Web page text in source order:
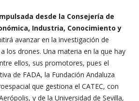
desde la Consejería de
Industria, Conocimiento y
avanzar en la investigación de
los drones. Una materia en la que hay
ellos, sus promotores, pues el
de FADA, la Fundación Andaluza
que gestiona el CATEC, con
y de la Universidad de Sevilla,